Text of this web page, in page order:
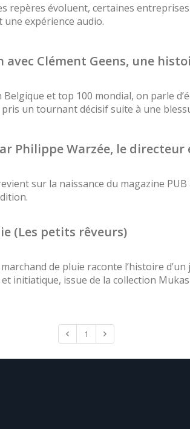
repères évoluent, certaines
une expérience audio.
Clément Geens, une
Belgique et top 100 mondial, on parle
un tournant décisif suite à une
Philippe Warzée, le
sur la naissance du magazine
(Les petits rêveurs)
de pluie raconte l’histoire
initiatique, issue de la collection
1